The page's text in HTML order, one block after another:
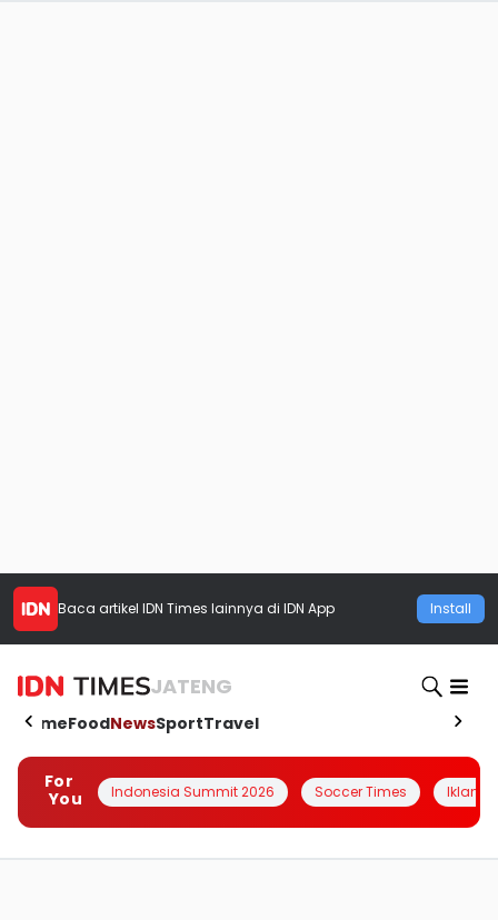
Baca artikel IDN Times lainnya di IDN App Install
JATENG
HomeFoodNewsSportTravel
For
You
Indonesia Summit 2026 Soccer Times Iklanin